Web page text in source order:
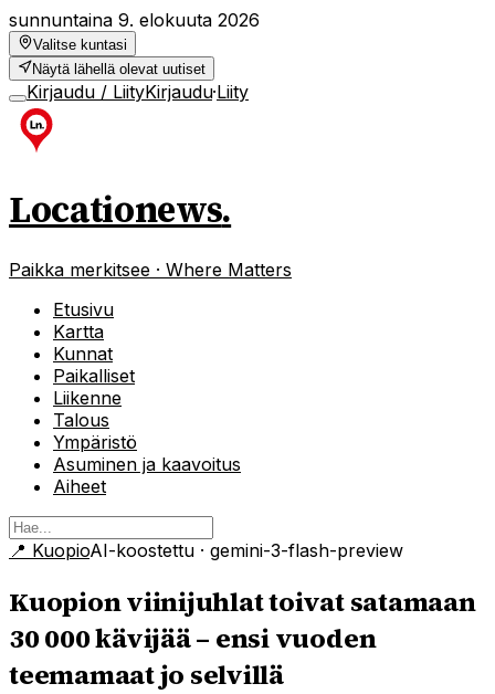
sunnuntaina 9. elokuuta 2026
Valitse kuntasi
Näytä lähellä olevat uutiset
Kirjaudu / LiityKirjaudu·Liity
Locationews.
Paikka merkitsee · Where Matters
Etusivu
Kartta
Kunnat
Paikalliset
Liikenne
Talous
Ympäristö
Asuminen ja kaavoitus
Aiheet
📍 KuopioAI-koostettu · gemini-3-flash-preview
Kuopion viinijuhlat toivat satamaan
30 000 kävijää – ensi vuoden
teemamaat jo selvillä